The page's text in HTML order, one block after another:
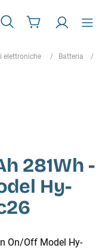
elettroniche Batteria
281Wh -
Hy-